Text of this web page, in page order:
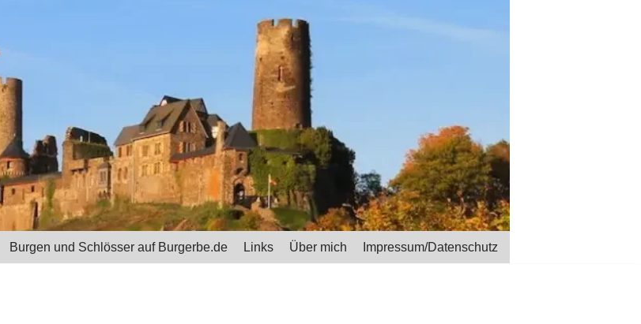
Burgen und Schlösser auf Burgerbe.de Links Über mich Impressum/Datenschutz